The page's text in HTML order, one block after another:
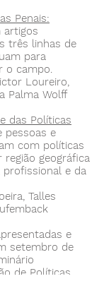
Penais:
artigos
três linhas de
para
o campo.
Loureiro,
Palma Wolff
das Políticas
pessoas e
com políticas
região geográfica
profissional e da
Talles
e
setembro de
de Políticas